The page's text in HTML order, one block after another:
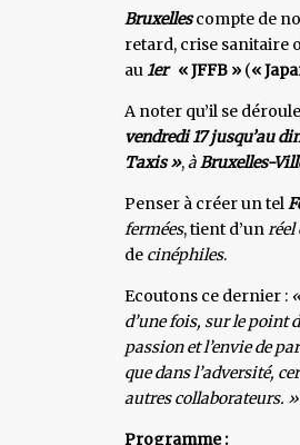
Bruxellescompte de
retard, crise sanitaire
au 1er « JFFB » («
A noter qu’il se
vendredi 17 jusqu’au
Taxis »,àBruxelles-
Penser à créer un tel
fermées, tient d’unréel
de cinéphiles.
Ecoutons ce dernier :
d’une fois, sur le point
passion et l’envie de
que dans l’adversité,
autres collaborateurs. »
Programme :